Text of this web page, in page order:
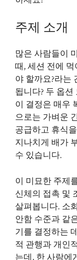
주제 소개
많은 사람들이
때, 세션 전에
야 할까요?라는
됩니다? 두 옵
이 결정은 매우
으로는 가벼운
공급하고 휴식
지나치게 배가
수 있습니다.
이 미묘한 주제
신체의 접촉 및
살펴봅니다. 소
안함 수준과 같
기를 결정하는
적 관행과 개인
는데, 한 사람에